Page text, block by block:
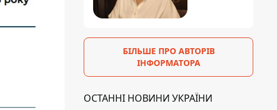
БІЛЬШЕ ПРО АВТОРІВ
ІНФОРМАТОРА
ОСТАННІ НОВИНИ УКРАЇНИ